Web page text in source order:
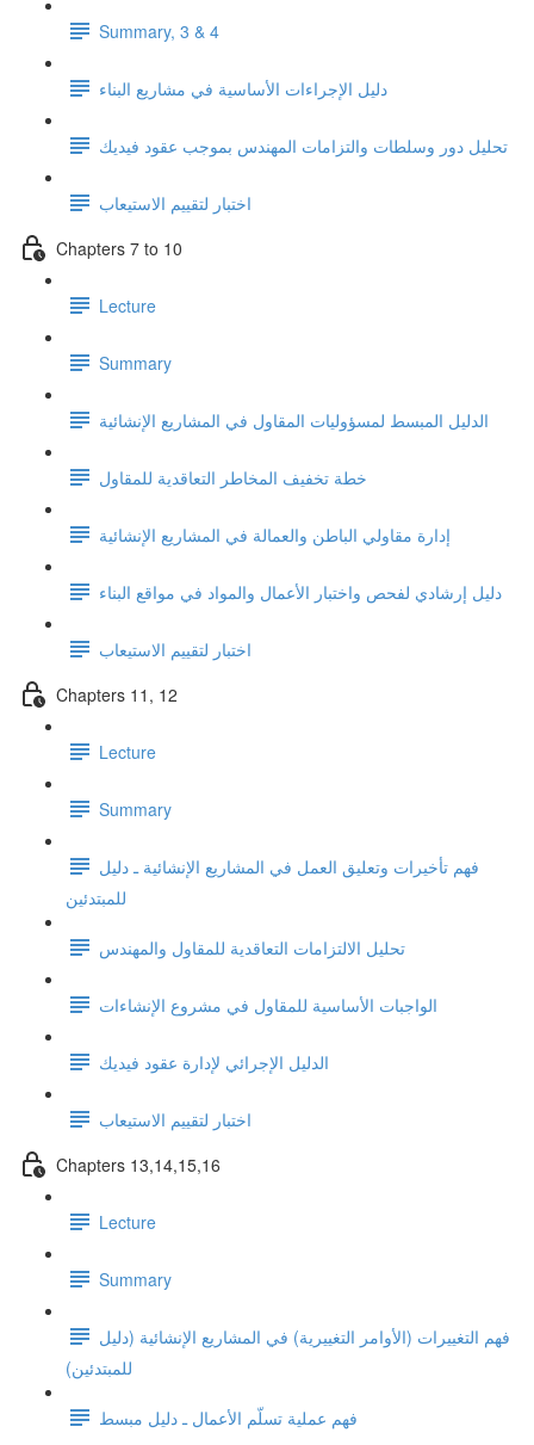
Summary, 3 & 4
دليل الإجراءات الأساسية في مشاريع البناء
تحليل دور وسلطات والتزامات المهندس بموجب عقود فيديك
اختبار لتقييم الاستيعاب
Chapters 7 to 10
Lecture
Summary
الدليل المبسط لمسؤوليات المقاول في المشاريع الإنشائية
خطة تخفيف المخاطر التعاقدية للمقاول
إدارة مقاولي الباطن والعمالة في المشاريع الإنشائية
دليل إرشادي لفحص واختبار الأعمال والمواد في مواقع البناء
اختبار لتقييم الاستيعاب
Chapters 11, 12
Lecture
Summary
فهم تأخيرات وتعليق العمل في المشاريع الإنشائية ـ دليل
للمبتدئين
تحليل الالتزامات التعاقدية للمقاول والمهندس
الواجبات الأساسية للمقاول في مشروع الإنشاءات
الدليل الإجرائي لإدارة عقود فيديك
اختبار لتقييم الاستيعاب
Chapters 13,14,15,16
Lecture
Summary
فهم التغييرات (الأوامر التغييرية) في المشاريع الإنشائية (دليل
للمبتدئين)
فهم عملية تسلّم الأعمال ـ دليل مبسط